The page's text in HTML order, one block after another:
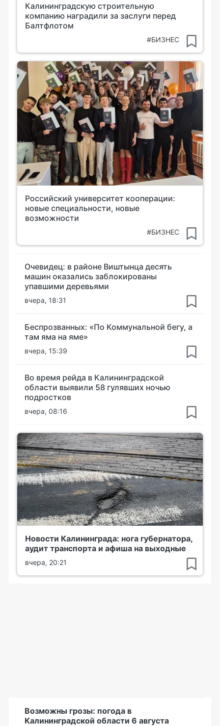
Калининградскую строительную
компанию наградили за заслуги перед
Балтфлотом
#БИЗНЕС
Российский университет кооперации:
новые специальности, новые
возможности
#БИЗНЕС
Очевидец: в районе Виштынца десять
машин оказались заблокированы
упавшими деревьями
вчера, 18:31
Беспрозванных: «По Коммунальной бегу, а
там яма на яме»
вчера, 15:39
Во время рейда в Калининградской
области выявили 58 гулявших ночью
подростков
вчера, 08:16
Новости Калининграда: нога губернатора,
аудит транспорта и афиша на выходные
вчера, 20:21
Возможны грозы: погода в
Калининградской области 6 августа